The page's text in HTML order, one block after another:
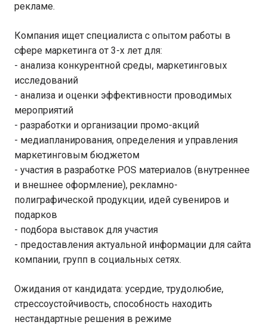
рекламе.
Компания ищет специалиста с опытом работы в
сфере маркетинга от 3-х лет для:
- анализа конкурентной среды, маркетинговых
исследований
- анализа и оценки эффективности проводимых
мероприятий
- разработки и организации промо-акций
- медиапланирования, определения и управления
маркетинговым бюджетом
- участия в разработке POS материалов (внутреннее
и внешнее оформление), рекламно-
полиграфической продукции, идей сувениров и
подарков
- подбора выставок для участия
- предоставления актуальной информации для сайта
компании, групп в социальных сетях.
Ожидания от кандидата: усердие, трудолюбие,
стрессоустойчивость, способность находить
нестандартные решения в режиме